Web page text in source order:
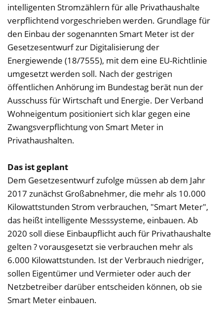
intelligenten Stromzählern für alle Privathaushalte
verpflichtend vorgeschrieben werden. Grundlage für
den Einbau der sogenannten Smart Meter ist der
Gesetzesentwurf zur Digitalisierung der
Energiewende (18/7555), mit dem eine EU-Richtlinie
umgesetzt werden soll. Nach der gestrigen
öffentlichen Anhörung im Bundestag berät nun der
Ausschuss für Wirtschaft und Energie. Der Verband
Wohneigentum positioniert sich klar gegen eine
Zwangsverpflichtung von Smart Meter in
Privathaushalten.
Das ist geplant
Dem Gesetzesentwurf zufolge müssen ab dem Jahr
2017 zunächst Großabnehmer, die mehr als 10.000
Kilowattstunden Strom verbrauchen, "Smart Meter",
das heißt intelligente Messsysteme, einbauen. Ab
2020 soll diese Einbaupflicht auch für Privathaushalte
gelten ? vorausgesetzt sie verbrauchen mehr als
6.000 Kilowattstunden. Ist der Verbrauch niedriger,
sollen Eigentümer und Vermieter oder auch der
Netzbetreiber darüber entscheiden können, ob sie
Smart Meter einbauen.